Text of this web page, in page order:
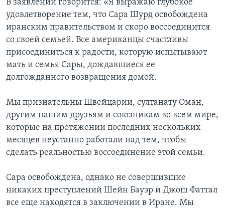
Learning English
СОЦИАЛЬНЫЕ СЕТИ
В заявлении говорится: «Я выражаю глубокое
удовлетворение тем, что Сара Шурд освобождена
иранским правительством и скоро воссоединится
со своей семьей. Все американцы счастливы
присоединиться к радости, которую испытывают
мать и семья Сары, дождавшиеся ее
долгожданного возвращения домой.
Мы признательны Швейцарии, султанату Оман,
другим нашим друзьям и союзникам во всем мире,
которые на протяжении последних нескольких
месяцев неустанно работали над тем, чтобы
сделать реальностью воссоединение этой семьи.
Сара освобождена, однако не совершившие
никаких преступлений Шейн Бауэр и Джош Фаттал
все еще находятся в заключении в Иране. Мы